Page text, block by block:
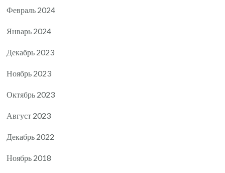
Февраль 2024
Январь 2024
Декабрь 2023
Ноябрь 2023
Октябрь 2023
Август 2023
Декабрь 2022
Ноябрь 2018